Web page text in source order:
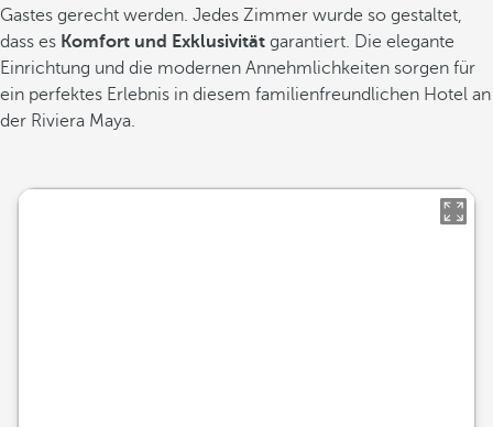
Gastes gerecht werden. Jedes Zimmer wurde so gestaltet,
dass es Komfort und Exklusivität garantiert. Die elegante
Einrichtung und die modernen Annehmlichkeiten sorgen für
ein perfektes Erlebnis in diesem familienfreundlichen Hotel an
der Riviera Maya.